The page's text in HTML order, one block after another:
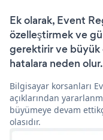
Ek olarak, Event
özelleştirmek ve
gerektirir ve büyük
hatalara neden olur.
Bilgisayar korsanları
açıklarından
büyümeye devam
olasıdır.